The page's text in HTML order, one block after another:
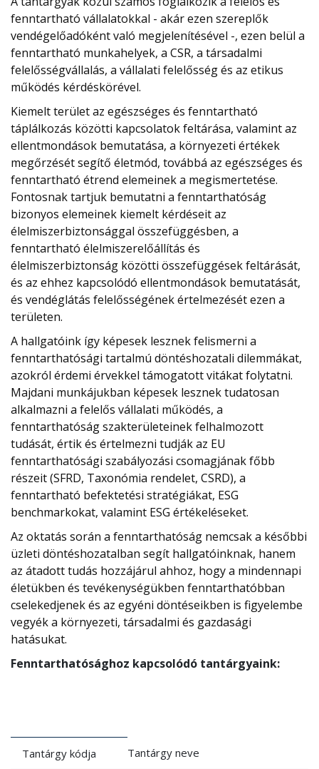
fenntartható vállalatokkal - akár ezen szereplők
vendégelőadóként való megjelenítésével -, ezen belül a
fenntartható munkahelyek, a CSR, a társadalmi
felelősségvállalás, a vállalati felelősség és az etikus
működés kérdéskörével.
Kiemelt terület az egészséges és fenntartható
táplálkozás közötti kapcsolatok feltárása, valamint az
ellentmondások bemutatása, a környezeti értékek
megőrzését segítő életmód, továbbá az egészséges és
fenntartható étrend elemeinek a megismertetése.
Fontosnak tartjuk bemutatni a fenntarthatóság
bizonyos elemeinek kiemelt kérdéseit az
élelmiszerbiztonsággal összefüggésben, a
fenntartható élelmiszerelőállítás és
élelmiszerbiztonság közötti összefüggések feltárását,
és az ehhez kapcsolódó ellentmondások bemutatását,
és vendéglátás felelősségének értelmezését ezen a
területen.
A hallgatóink így képesek lesznek felismerni a
fenntarthatósági tartalmú döntéshozatali dilemmákat,
azokról érdemi érvekkel támogatott vitákat folytatni.
Majdani munkájukban képesek lesznek tudatosan
alkalmazni a felelős vállalati működés, a
fenntarthatóság szakterületeinek felhalmozott
tudását, értik és értelmezni tudják az EU
fenntarthatósági szabályozási csomagjának főbb
részeit (SFRD, Taxonómia rendelet, CSRD), a
fenntartható befektetési stratégiákat, ESG
benchmarkokat, valamint ESG értékeléseket.
Az oktatás során a fenntarthatóság nemcsak a későbbi
üzleti döntéshozatalban segít hallgatóinknak, hanem
az átadott tudás hozzájárul ahhoz, hogy a mindennapi
életükben és tevékenységükben fenntarthatóbban
cselekedjenek és az egyéni döntéseikben is figyelembe
vegyék a környezeti, társadalmi és gazdasági
hatásukat.
Fenntarthatósághoz kapcsolódó tantárgyaink:
Tantárgy kódja Tantárgy neve